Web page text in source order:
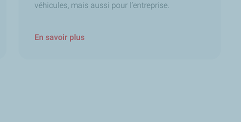
véhicules, mais aussi pour l’entreprise.
En savoir plus